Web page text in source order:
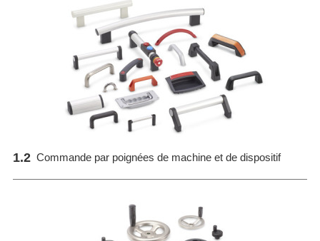
1.2 Commande par poignées de machine et de dispositif